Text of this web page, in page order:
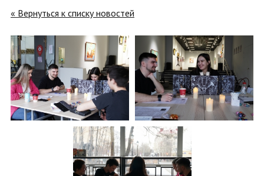
« Вернуться к списку новостей